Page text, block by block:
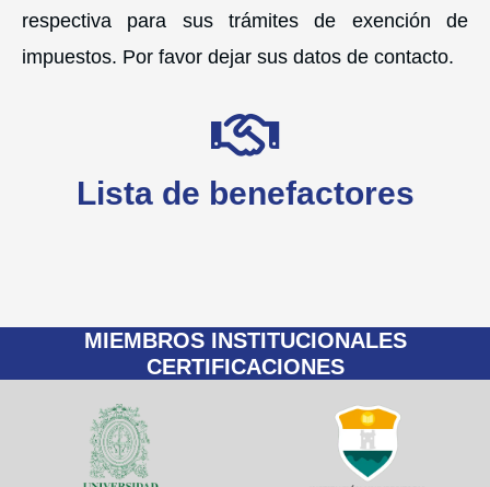
respectiva para sus trámites de exención de
impuestos. Por favor dejar sus datos de contacto.
Lista de benefactores
MIEMBROS INSTITUCIONALES
CERTIFICACIONES